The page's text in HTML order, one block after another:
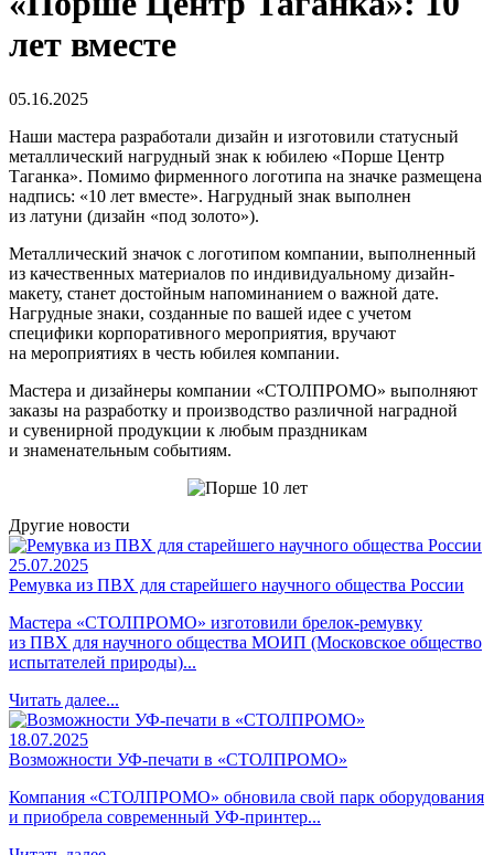
лет вместе
05.16.2025
Наши мастера разработали дизайн и изготовили статусный
металлический нагрудный знак к юбилею «Порше Центр
Таганка». Помимо фирменного логотипа на значке размещена
надпись: «10 лет вместе». Нагрудный знак выполнен
из латуни (дизайн «под золото»).
Металлический значок с логотипом компании, выполненный
из качественных материалов по индивидуальному дизайн-
макету, станет достойным напоминанием о важной дате.
Нагрудные знаки, созданные по вашей идее с учетом
специфики корпоративного мероприятия, вручают
на мероприятиях в честь юбилея компании.
Мастера и дизайнеры компании «СТОЛПРОМО» выполняют
заказы на разработку и производство различной наградной
и сувенирной продукции к любым праздникам
и знаменательным событиям.
Другие новости
25.07.2025
Ремувка из ПВХ для старейшего научного общества России
Мастера «СТОЛПРОМО» изготовили брелок-ремувку
из ПВХ для научного общества МОИП (Московское общество
испытателей природы)...
Читать далее...
18.07.2025
Возможности УФ-печати в «СТОЛПРОМО»
Компания «СТОЛПРОМО» обновила свой парк оборудования
и приобрела современный УФ-принтер...